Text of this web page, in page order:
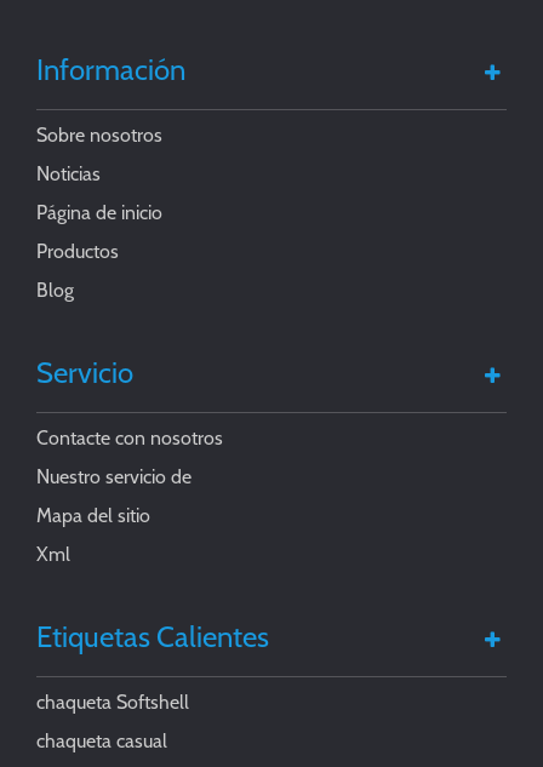
Información
Sobre nosotros
Noticias
Página de inicio
Productos
Blog
Servicio
Contacte con nosotros
Nuestro servicio de
Mapa del sitio
Xml
Etiquetas Calientes
chaqueta Softshell
chaqueta casual